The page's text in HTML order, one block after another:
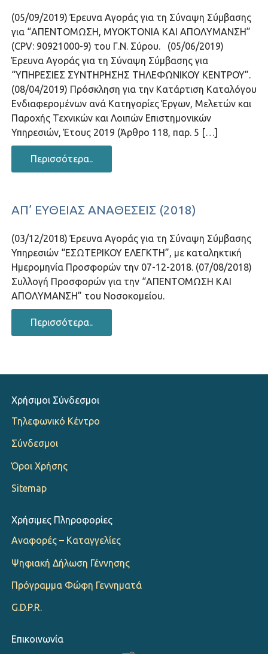
(05/09/2019) Έρευνα Αγοράς για τη Σύναψη Σύμβασης
για “ΑΠΕΝΤΟΜΩΣΗ, ΜΥΟΚΤΟΝΙΑ ΚΑΙ ΑΠΟΛΥΜΑΝΣΗ”
(CPV: 90921000-9) του Γ.Ν. Σύρου. (05/06/2019)
Έρευνα Αγοράς για τη Σύναψη Σύμβασης για
“ΥΠΗΡΕΣΙΕΣ ΣΥΝΤΗΡΗΣΗΣ ΤΗΛΕΦΩΝΙΚΟΥ ΚΕΝΤΡΟΥ”.
(08/04/2019) Πρόσκληση για την Κατάρτιση Καταλόγου
Ενδιαφερομένων ανά Κατηγορίες Έργων, Μελετών και
Παροχής Τεχνικών και Λοιπών Επιστημονικών
Υπηρεσιών, Έτους 2019 (Άρθρο 118, παρ. 5 […]
Περισσότερα..
ΑΠ’ ΕΥΘΕΊΑΣ ΑΝΑΘΈΣΕΙΣ (2018)
(03/12/2018) Έρευνα Αγοράς για τη Σύναψη Σύμβασης
Υπηρεσιών “ΕΣΩΤΕΡΙΚΟΥ ΕΛΕΓΚΤΗ”, με καταληκτική
Ημερομηνία Προσφορών την 07-12-2018. (07/08/2018)
Συλλογή Προσφορών για την “ΑΠΕΝΤΟΜΩΣΗ ΚΑΙ
ΑΠΟΛΥΜΑΝΣΗ” του Νοσοκομείου.
Περισσότερα..
Χρήσιμοι Σύνδεσμοι
Τηλεφωνικό Κέντρο
Σύνδεσμοι
Όροι Χρήσης
Sitemap
Χρήσιμες Πληροφορίες
Αναφορές – Καταγγελίες
Ψηφιακή Δήλωση Γέννησης
Πρόγραμμα Φώφη Γεννηματά
G.D.P.R.
Επικοινωνία